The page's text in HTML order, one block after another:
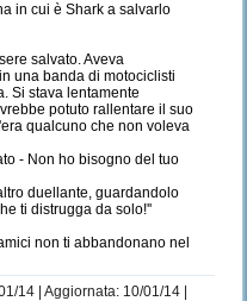
in cui è Shark a salvarlo
salvato. Aveva
una banda di motociclisti
Si stava lentamente
potuto rallentare il suo
qualcuno che non voleva
- Non ho bisogno del tuo
duellante, guardandolo
ti distrugga da solo!''
non ti abbandonano nel
14 | Aggiornata: 10/01/14 |